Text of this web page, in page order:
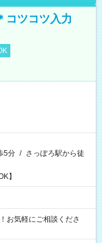
コツコツ入力
5分 / さっぽろ駅から徒
】
お気軽にご相談くださ